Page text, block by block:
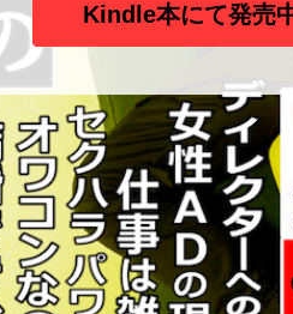
Kindle本にて発売